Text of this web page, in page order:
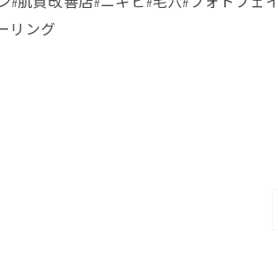
リング